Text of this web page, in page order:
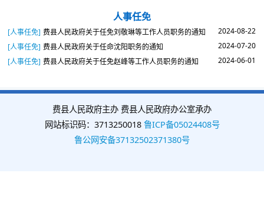
人事任免
[人事任免] 费县人民政府关于任免刘敬琳等工作人员职务的通知
2024-08-22
[人事任免] 费县人民政府关于任命沈阳职务的通知
2024-07-20
[人事任免] 费县人民政府关于任免赵峰等工作人员职务的通知 2024-06-01
费县人民政府主办 费县人民政府办公室承办
网站标识码：3713250018 鲁ICP备05024408号
鲁公网安备37132502371380号